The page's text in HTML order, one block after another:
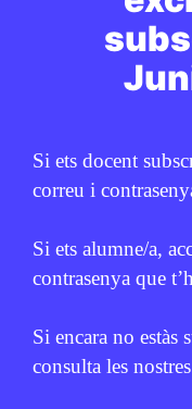
Si ets docent
correu i
Si ets alumne/a,
contrasenya que
Si encara no estàs
consulta les
CICLE SUPERIOR DE